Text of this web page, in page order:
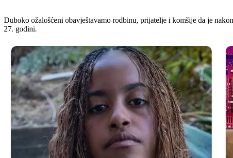
Duboko ožalošćeni obavještavamo rodbinu, prijatelje i komšije da je
27. godini.